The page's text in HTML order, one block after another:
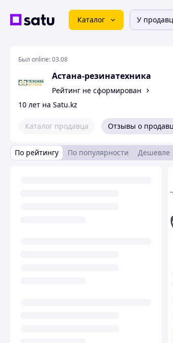
Каталог У
Был online:03.08
Астана-резинатехника
Рейтинг не сформирован
10 лет на Satu.kz
Каталог продавца Отзывы о
По рейтингу По популярности Дешевле